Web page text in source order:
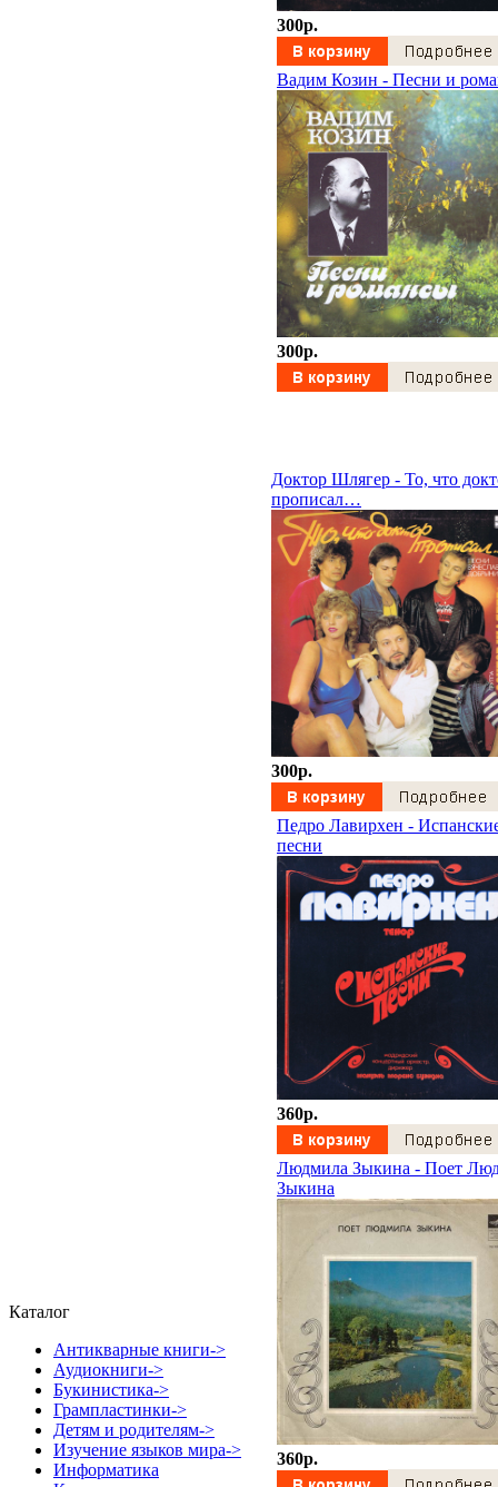
Каталог
Антикварные книги->
Аудиокниги->
Букинистика->
Грампластинки->
Детям и родителям->
Изучение языков мира->
Информатика
300p.
Вадим Козин - Песни и
300p.
Доктор Шлягер - То, что
прописал…
300p.
Педро Лавирхен -
песни
360p.
Людмила Зыкина - Поет
Зыкина
360p.